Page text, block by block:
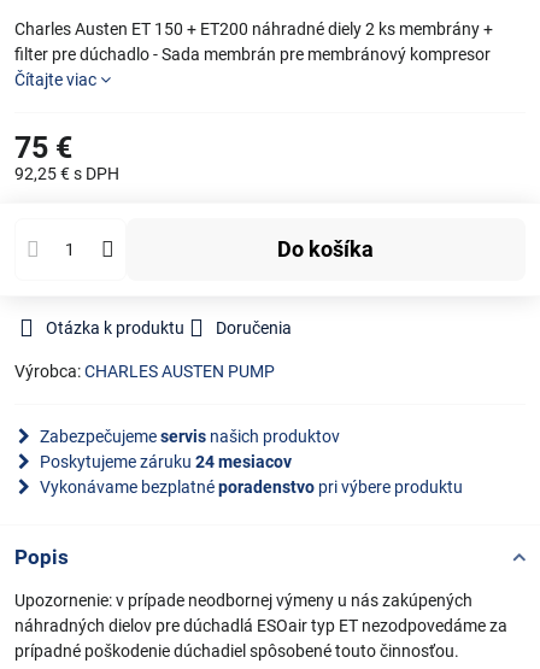
Charles Austen ET 150 + ET200 náhradné diely 2 ks membrány +
filter pre dúchadlo - Sada membrán pre membránový kompresor
Čítajte viac
75 €
92,25 €s DPH
Do košíka
Otázka k produktu Doručenia
Výrobca:CHARLES AUSTEN PUMP
Zabezpečujemeservis našich produktov
Poskytujeme záruku 24 mesiacov
Vykonávame bezplatnéporadenstvo pri výbere produktu
Popis
Upozornenie: v prípade neodbornej výmeny u nás zakúpených
náhradných dielov pre dúchadlá ESOair typ ET nezodpovedáme za
prípadné poškodenie dúchadiel spôsobené touto činnosťou.